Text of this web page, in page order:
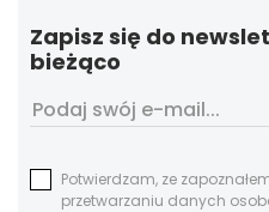
Zapisz się do
bieżąco
Potwierdzam, ze
przetwarzaniu danych